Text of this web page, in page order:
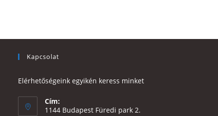
Kapcsolat
Elérhetőségeink egyikén keress minket
Cím:
1144 Budapest Füredi park 2.